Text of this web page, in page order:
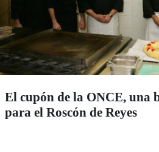
El cupón de la ONCE, una
para el Roscón de Reyes